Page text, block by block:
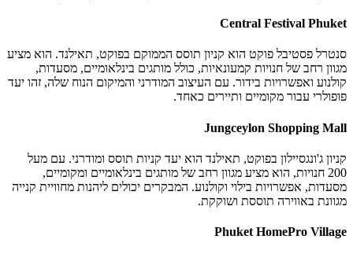
Central Festival Phuket
סנטרל פסטיבל פוקט הוא קניון תוסס הממוקם בפוקט, תאילנד. הוא מציע
מגוון רחב של חנויות קמעונאיות, כולל מותגים בינלאומיים, מסעדות,
קולנוע ואפשרויות בידור. עם העיצוב המודרני והמיקום הנוח שלה, זהו יעד
פופולרי עבור מקומיים ותיירים כאחד.
Jungceylon Shopping Mall
קניון ג'ונגסיילון בפוקט, תאילנד הוא יעד קניות תוסס ומודרני. עם מעל
200 חנויות, הוא מציע מגוון רחב של מותגים בינלאומיים ומקומיים,
מסעדות, אפשרויות בילוי וקולנוע. המבקרים יכולים ליהנות מחוויית קנייה
מגוונת באווירה תוססת ושוקקת.
Phuket HomePro Village